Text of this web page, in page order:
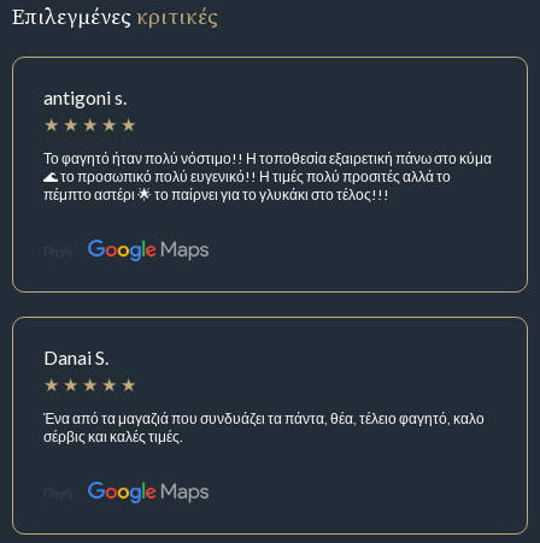
Επιλεγμένεςκριτικές
antigoni s.
Το φαγητό ήταν πολύ νόστιμο!! Η τοποθεσία εξαιρετική πάνω στο κύμα
🌊 το προσωπικό πολύ ευγενικό!! Η τιμές πολύ προσιτές αλλά το
πέμπτο αστέρι 🌟 το παίρνει για το γλυκάκι στο τέλος!!!
Πηγή:
Danai S.
Ένα από τα μαγαζιά που συνδυάζει τα πάντα, θέα, τέλειο φαγητό, καλο
σέρβις και καλές τιμές.
Πηγή: